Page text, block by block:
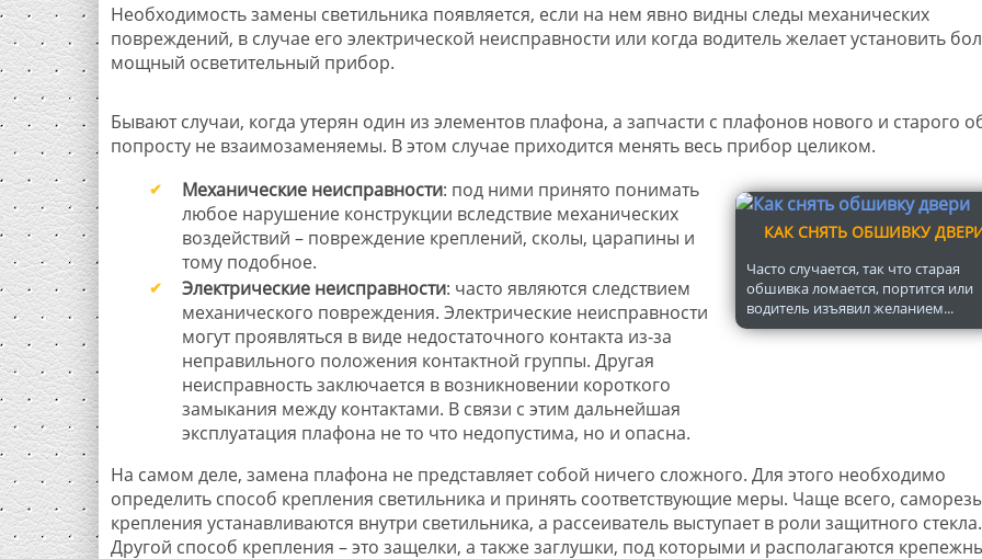
Необходимость замены светильника появляется, если на нем явно видны следы механических
повреждений, в случае его электрической неисправности или когда водитель желает установить
мощный осветительный прибор.
Бывают случаи, когда утерян один из элементов плафона, а запчасти с плафонов нового и старого
попросту не взаимозаменяемы. В этом случае приходится менять весь прибор целиком.
КАК СНЯТЬ ОБШИВКУ
Часто случается, так что старая
обшивка ломается, портится или
водитель изъявил желанием...
Механические неисправности: под ними принято понимать
любое нарушение конструкции вследствие механических
воздействий – повреждение креплений, сколы, царапины и
тому подобное.
Электрические неисправности: часто являются следствием
механического повреждения. Электрические неисправности
могут проявляться в виде недостаточного контакта из-за
неправильного положения контактной группы. Другая
неисправность заключается в возникновении короткого
замыкания между контактами. В связи с этим дальнейшая
эксплуатация плафона не то что недопустима, но и опасна.
На самом деле, замена плафона не представляет собой ничего сложного. Для этого необходимо
определить способ крепления светильника и принять соответствующие меры. Чаще всего,
крепления устанавливаются внутри светильника, а рассеиватель выступает в роли защитного стекла.
Другой способ крепления – это защелки, а также заглушки, под которыми и располагаются